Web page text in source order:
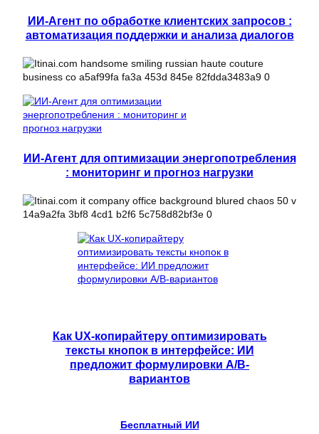
ИИ-Агент по обработке клиентских запросов :
автоматизация поддержки и анализа диалогов
ИИ-Агент для оптимизации энергопотребления
: мониторинг и прогноз нагрузки
Как UX-копирайтеру оптимизировать
тексты кнопок в интерфейсе: ИИ
предложит формулировки A/B-
вариантов
Бесплатный ИИ